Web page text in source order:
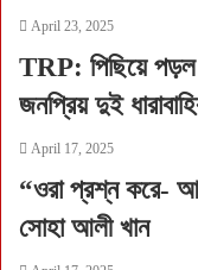
April 23, 2025
TRP: পিছিয়ে পড়ল
জনপ্রিয় দুই
April 17, 2025
“ওরা প্রশ্ন করে-
সোহা আলী খান